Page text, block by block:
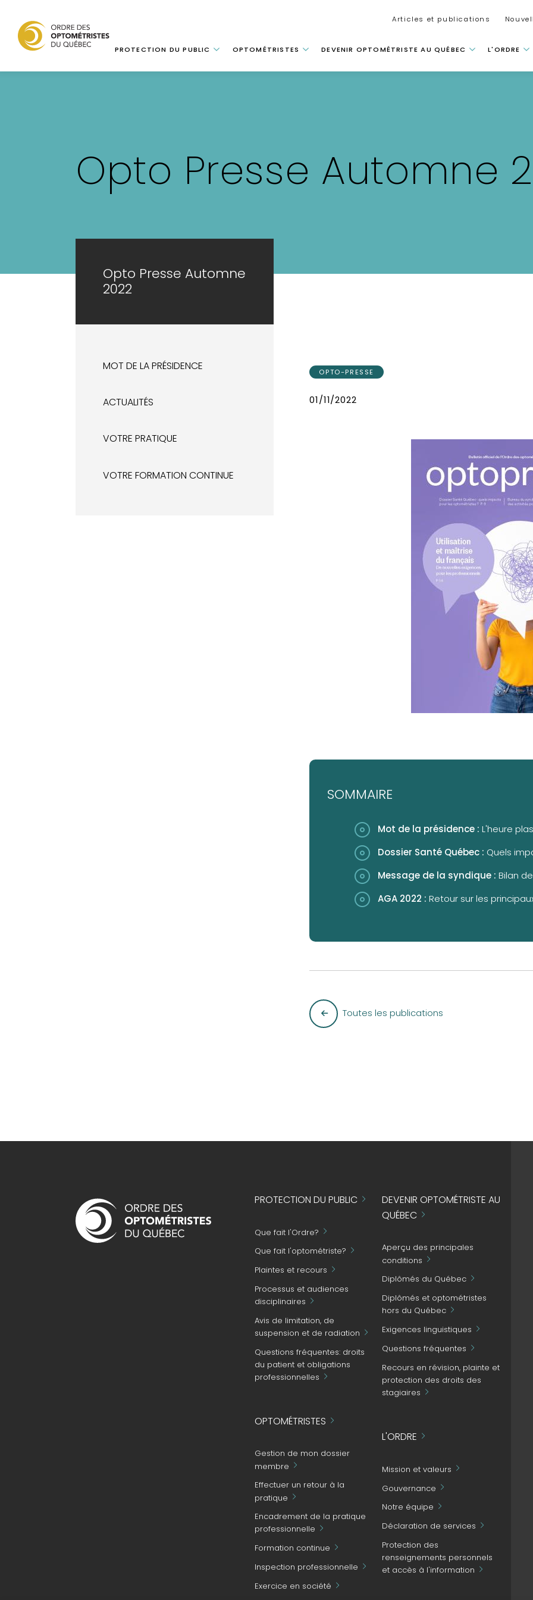
au
Articles et publications
Navigation principale
PROTECTION DU PUBLIC OPTOMÉTRISTES DEVENIR OPTOMÉTRISTE AU QUÉBEC L'ORDRE
Opto Presse Automne
Opto Presse Automne
2022
MOT DE LA PRÉSIDENCE
ACTUALITÉS
VOTRE PRATIQUE
VOTRE FORMATION CONTINUE
OPTO-PRESSE
01/11/2022
SOMMAIRE
Mot de la présidence :L'heure
Dossier Santé Québec : Quels
Message de la syndique :Bilan
AGA 2022 :Retour sur les
Toutes les publications
Navigation
principale
PROTECTION DU PUBLIC
Que fait l'Ordre?
Que fait l'optométriste?
Plaintes et recours
Processus et audiences
disciplinaires
Avis de limitation, de
suspension et de radiation
Questions fréquentes: droits
du patient et obligations
professionnelles
OPTOMÉTRISTES
Gestion de mon dossier
membre
Effectuer un retour à la
pratique
Encadrement de la pratique
professionnelle
Formation continue
Inspection professionnelle
Exercice en société
DEVENIR OPTOMÉTRISTE AU
QUÉBEC
Aperçu des principales
conditions
Diplômés du Québec
Diplômés et optométristes
hors du Québec
Exigences linguistiques
Questions fréquentes
Recours en révision, plainte et
protection des droits des
stagiaires
L'ORDRE
Mission et valeurs
Gouvernance
Notre équipe
Déclaration de services
Protection des
renseignements personnels
et accès à l'information